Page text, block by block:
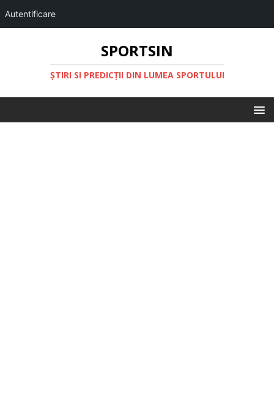
Autentificare
SPORTSIN
ŞTIRI SI PREDICŢII DIN LUMEA SPORTULUI